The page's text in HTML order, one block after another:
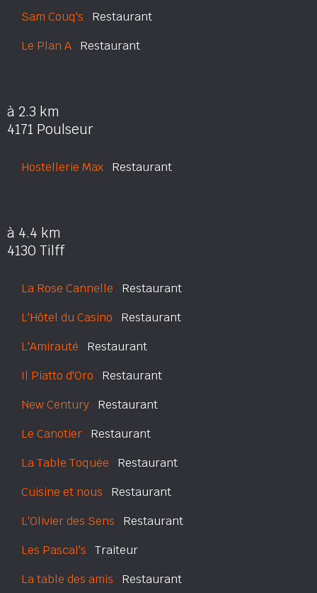
Sam Couq's Restaurant
Le Plan A Restaurant
à 2.3 km
4171 Poulseur
Hostellerie Max Restaurant
à 4.4 km
4130 Tilff
La Rose Cannelle Restaurant
L'Hôtel du Casino Restaurant
L'Amirauté Restaurant
Il Piatto d'Oro Restaurant
New Century Restaurant
Le Canotier Restaurant
La Table Toquée Restaurant
Cuisine et nous Restaurant
L'Olivier des Sens Restaurant
Les Pascal's Traiteur
La table des amis Restaurant